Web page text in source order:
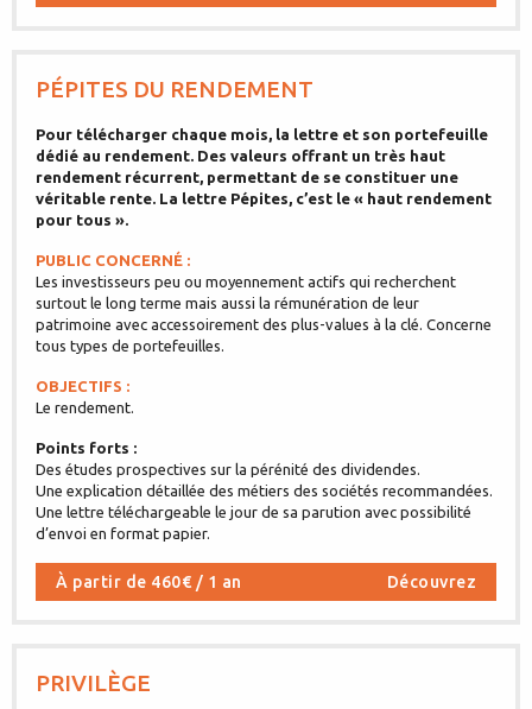
PÉPITES DU RENDEMENT
Pour télécharger chaque mois, la lettre et son portefeuille
dédié au rendement. Des valeurs offrant un très haut
rendement récurrent, permettant de se constituer une
véritable rente. La lettre Pépites, c’est le « haut rendement
pour tous ».
PUBLIC CONCERNÉ :
Les investisseurs peu ou moyennement actifs qui recherchent
surtout le long terme mais aussi la rémunération de leur
patrimoine avec accessoirement des plus-values à la clé. Concerne
tous types de portefeuilles.
OBJECTIFS :
Le rendement.
Points forts :
Des études prospectives sur la pérénité des dividendes.
Une explication détaillée des métiers des sociétés recommandées.
Une lettre téléchargeable le jour de sa parution avec possibilité
d’envoi en format papier.
À partir de 460€ / 1 an Découvrez
PRIVILÈGE